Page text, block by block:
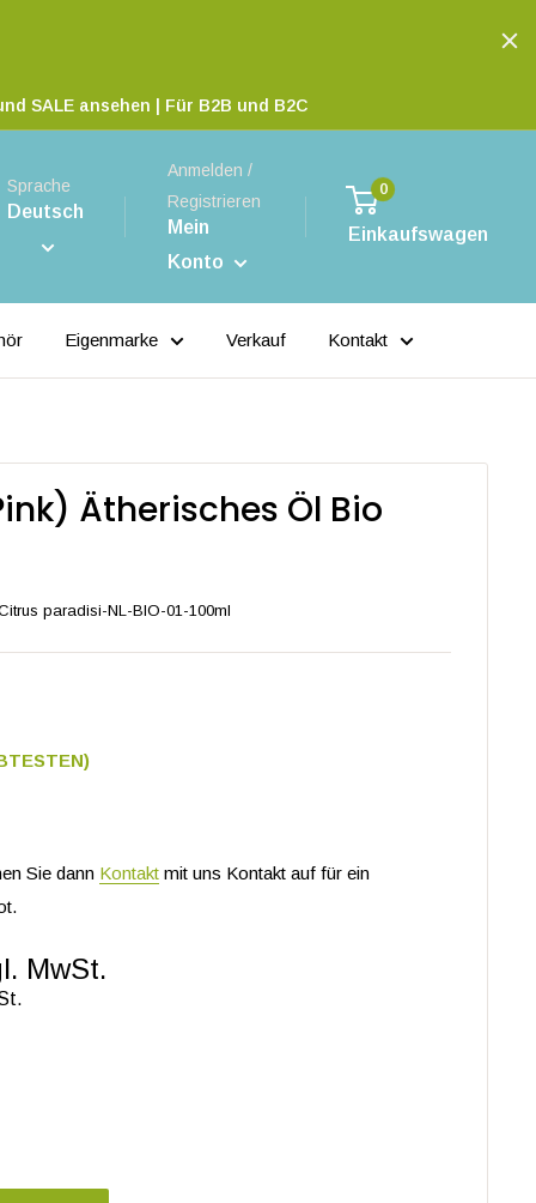
SALE ansehen | Für B2B und B2C
Sprache
Deutsch
Anmelden /
Registrieren
Mein
Konto
0
Einkaufswagen
Eigenmarke Verkauf Kontakt
Ätherisches Öl Bio
paradisi-NL-BIO-01-100ml
Sie dann Kontakt mit uns Kontakt auf für ein
MwSt.